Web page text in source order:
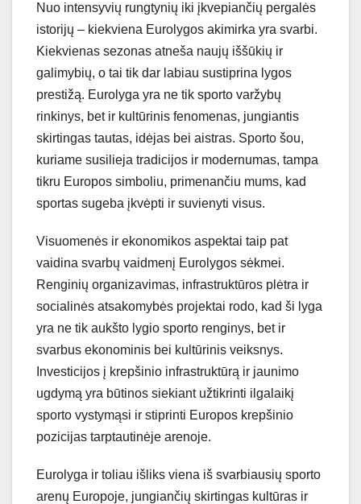
Nuo intensyvių rungtynių iki įkvepiančių pergalės
istorijų – kiekviena Eurolygos akimirka yra svarbi.
Kiekvienas sezonas atneša naujų iššūkių ir
galimybių, o tai tik dar labiau sustiprina lygos
prestižą. Eurolyga yra ne tik sporto varžybų
rinkinys, bet ir kultūrinis fenomenas, jungiantis
skirtingas tautas, idėjas bei aistras. Sporto šou,
kuriame susilieja tradicijos ir modernumas, tampa
tikru Europos simboliu, primenančiu mums, kad
sportas sugeba įkvėpti ir suvienyti visus.
Visuomenės ir ekonomikos aspektai taip pat
vaidina svarbų vaidmenį Eurolygos sėkmei.
Renginių organizavimas, infrastruktūros plėtra ir
socialinės atsakomybės projektai rodo, kad ši lyga
yra ne tik aukšto lygio sporto renginys, bet ir
svarbus ekonominis bei kultūrinis veiksnys.
Investicijos į krepšinio infrastruktūrą ir jaunimo
ugdymą yra būtinos siekiant užtikrinti ilgalaikį
sporto vystymąsi ir stiprinti Europos krepšinio
pozicijas tarptautinėje arenoje.
Eurolyga ir toliau išliks viena iš svarbiausių sporto
arenų Europoje, jungiančių skirtingas kultūras ir